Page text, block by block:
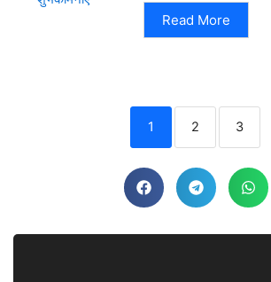
Read More
1 2 3